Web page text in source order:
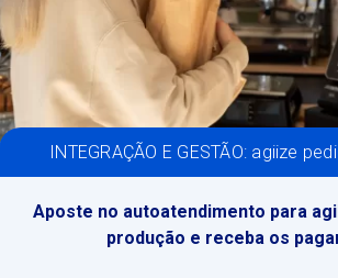
INTEGRAÇÃO E GESTÃO: agiize
Aposte no autoatendimento para
produção e receba os